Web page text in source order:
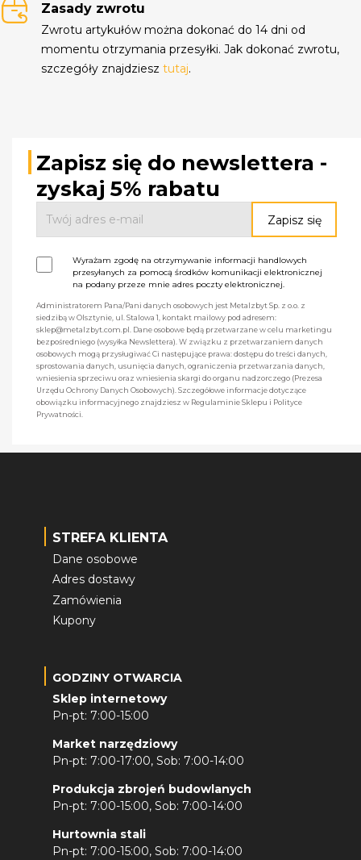
Zasady zwrotu
Zwrotu artykułów można dokonać do 14 dni od
momentu otrzymania przesyłki. Jak dokonać zwrotu,
szczegóły znajdziesztutaj.
Zapisz się do newslettera -
zyskaj 5% rabatu
Wyrażam zgodę na otrzymywanie informacji handlowych
przesyłanych za pomocą środków komunikacji elektronicznej
na podany przeze mnie adres poczty elektronicznej.
Administratorem Pana/Pani danych osobowych jest Metalzbyt Sp. z o.o. z
siedzibą w Olsztynie, ul. Stalowa 1, kontakt mailowy pod adresem:
sklep@metalzbyt.com.pl. Dane osobowe będą przetwarzane w celu marketingu
bezpośredniego (wysyłka Newslettera). W związku z przetwarzaniem danych
osobowych mogą przysługiwać Ci następujące prawa: dostępu do treści danych,
sprostowania danych, usunięcia danych, ograniczenia przetwarzania danych,
wniesienia sprzeciwu oraz wniesienia skargi do organu nadzorczego (Prezesa
Urzędu Ochrony Danych Osobowych). Szczegółowe informacje dotyczące
obowiązku informacyjnego znajdziesz w Regulaminie Sklepu i Polityce
Prywatności.
STREFA KLIENTA
Dane osobowe
Adres dostawy
Zamówienia
Kupony
GODZINY OTWARCIA
Sklep internetowy
Pn-pt: 7:00-15:00
Market narzędziowy
Pn-pt: 7:00-17:00, Sob: 7:00-14:00
Produkcja zbrojeń budowlanych
Pn-pt: 7:00-15:00, Sob: 7:00-14:00
Hurtownia stali
Pn-pt: 7:00-15:00, Sob: 7:00-14:00